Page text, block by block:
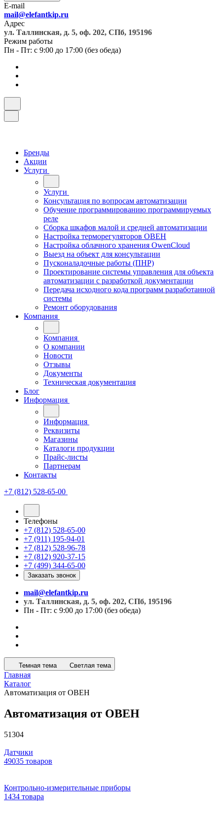
E-mail
mail@elefantkip.ru
Адрес
ул. Таллинская, д. 5, оф. 202, СПб, 195196
Режим работы
Пн - Пт: с 9:00 до 17:00 (без обеда)
Бренды
Акции
Услуги
Услуги
Консультация по вопросам автоматизации
Обучение программированию программируемых
реле
Сборка шкафов малой и средней автоматизации
Настройка терморегуляторов ОВЕН
Настройка облачного хранения OwenCloud
Выезд на объект для консультации
Пусконаладочные работы (ПНР)
Проектирование системы управления для объекта
автоматизации с разработкой документации
Передача исходного кода программ разработанной
системы
Ремонт оборудования
Компания
Компания
О компании
Новости
Отзывы
Документы
Техническая документация
Блог
Информация
Информация
Реквизиты
Магазины
Каталоги продукции
Прайс-листы
Партнерам
Контакты
+7 (812) 528-65-00
Телефоны
+7 (812) 528-65-00
+7 (911) 195-94-01
+7 (812) 528-96-78
+7 (812) 920-37-15
+7 (499) 344-65-00
Заказать звонок
mail@elefantkip.ru
ул. Таллинская, д. 5, оф. 202, СПб, 195196
Пн - Пт: с 9:00 до 17:00 (без обеда)
Темная тема Светлая тема
Главная
Каталог
Автоматизация от ОВЕН
Автоматизация от ОВЕН
51304
Датчики
49035 товаров
Контрольно-измерительные приборы
1434 товара